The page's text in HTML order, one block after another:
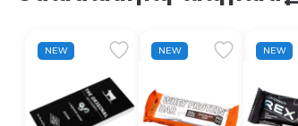
NEW NEW NEW